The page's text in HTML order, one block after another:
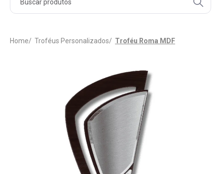
HOME
PERGUNTAS FREQUENTES
Home Troféus Personalizados Troféu Roma MDF